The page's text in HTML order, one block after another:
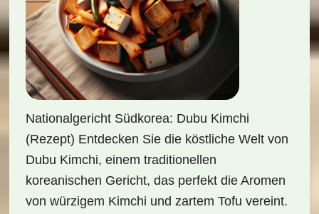
Nationalgericht Südkorea: Dubu Kimchi
(Rezept) Entdecken Sie die köstliche Welt von
Dubu Kimchi, einem traditionellen
koreanischen Gericht, das perfekt die Aromen
von würzigem Kimchi und zartem Tofu vereint.